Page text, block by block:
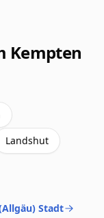
Kempten
Landshut
Stadt